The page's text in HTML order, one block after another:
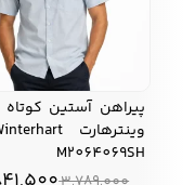
کفش
پیراهن آستین کوتاه
M2064069SH